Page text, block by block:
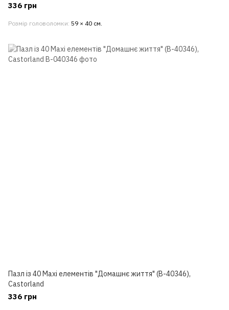
336 грн
Розмір головоломки 59 × 40 см.
Пазл із 40 Maxi елементів "Домашнє життя" (B-40346),
Castorland
336 грн